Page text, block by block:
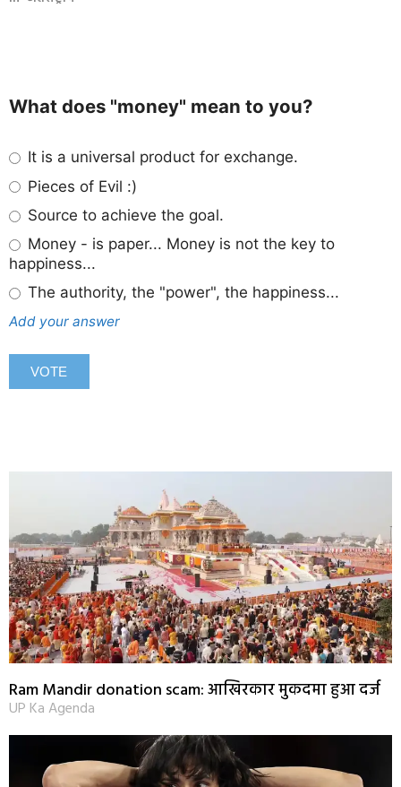
What does "money" mean to you?
It is a universal product for exchange.
Pieces of Evil :)
Source to achieve the goal.
Money - is paper... Money is not the key to
happiness...
The authority, the "power", the happiness...
Add your answer
Ram Mandir donation scam: आखिरकार मुकदमा हुआ दर्ज
UP Ka Agenda